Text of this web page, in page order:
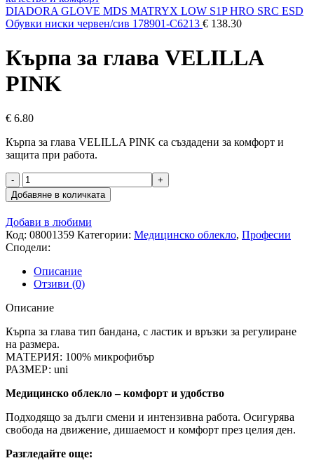
DIADORA GLOVE MDS MATRYX LOW S1P HRO SRC ESD
Обувки ниски червен/сив 178901-C6213 € 138.30
Кърпа за глава VELILLA
PINK
€ 6.80
Кърпа за глава VELILLA PINK са създадени за комфорт и
защита при работа.
количество
за
Кърпа
за
глава
VELILLA
PINK
Добавяне в количката
Добави в любими
Код: 08001359 Категории: Медицинско облекло, Професии
Сподели:
Описание
Отзиви (0)
Описание
Кърпа за глава тип бандана, с ластик и връзки за регулиране
на размера.
МАТЕРИЯ: 100% микрофибър
РАЗМЕР: uni
Медицинско облекло – комфорт и удобство
Подходящо за дълги смени и интензивна работа. Осигурява
свобода на движение, дишаемост и комфорт през целия ден.
Разгледайте още: